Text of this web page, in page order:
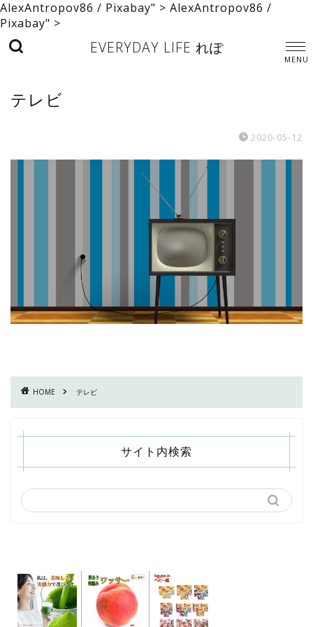
AlexAntropov86 / Pixabay" > AlexAntropov86 /
Pixabay" >
EVERYDAY LIFE れぽ
テレビ
2020-05-12
HOME テレビ
サイト内検索